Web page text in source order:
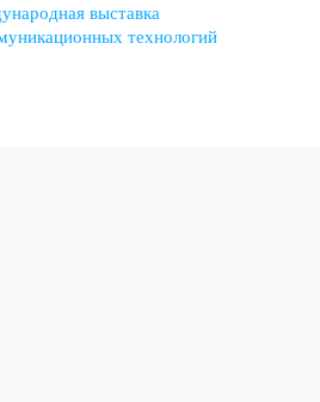
выставка
технологий